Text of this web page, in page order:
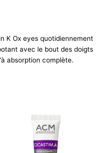
K Ox eyes quotidiennement
avec le bout des doigts
absorption complète.